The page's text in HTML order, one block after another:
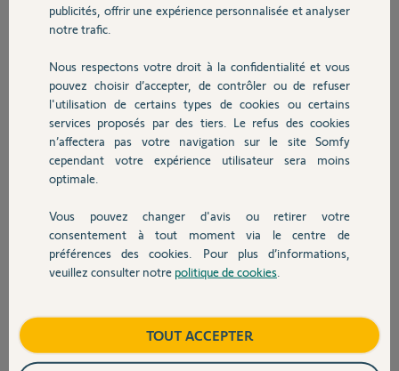
Domotique
Chauffage
Autres produits
Devis avec un pro
Contact
Participer au fil de discussion
Réponses
Bonjour Léopold,
Avez-vous la possibilité de nous transmettre une photographie de ces
De plus, avez-vous essayé de contacter le fabriquant de vos menuiseries
Bonne journée,
publicités, offrir une expérience personnalisée et analyser
notre trafic.
Nous respectons votre droit à la confidentialité et vous
pouvez choisir d’accepter, de contrôler ou de refuser
l'utilisation de certains types de cookies ou certains
services proposés par des tiers. Le refus des cookies
n’affectera pas votre navigation sur le site Somfy
cependant votre expérience utilisateur sera moins
optimale.
Vous pouvez changer d'avis ou retirer votre
consentement à tout moment via le centre de
préférences des cookies. Pour plus d’informations,
veuillez consulter notre politique de cookies
TOUT ACCEPTER